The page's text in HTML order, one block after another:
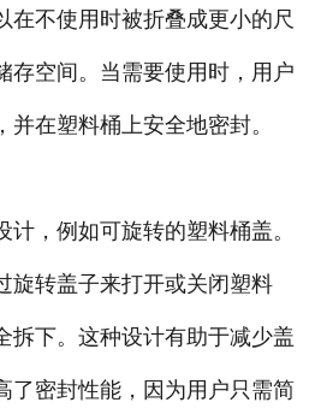
在不使用时被折叠成更小的尺
存空间。当需要使用时，用户
在塑料桶上安全地密封。
，例如可旋转的塑料桶盖。
旋转盖子来打开或关闭塑料
拆下。这种设计有助于减少盖
了密封性能，因为用户只需简